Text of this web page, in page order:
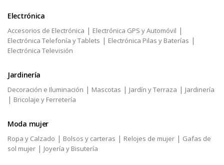
Electrónica
Accesorios de Electrónica | Electrónica GPS y Automóvil |
Electrónica Telefonía y Tablets | Electrónica Pilas y Baterías |
Electrónica Televisión
Jardinería
Decoración e Iluminación | Mascotas | Jardín y Terraza | Jardinería
| Bricolaje y Ferretería
Moda mujer
Ropa y Calzado | Bolsos y carteras | Relojes de mujer | Gafas de
sol mujer | Joyería y Bisutería